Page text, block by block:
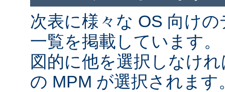
次表に様々な OS 向け
一覧を掲載しています
図的に他を選択しなけ
の MPM が選択されます